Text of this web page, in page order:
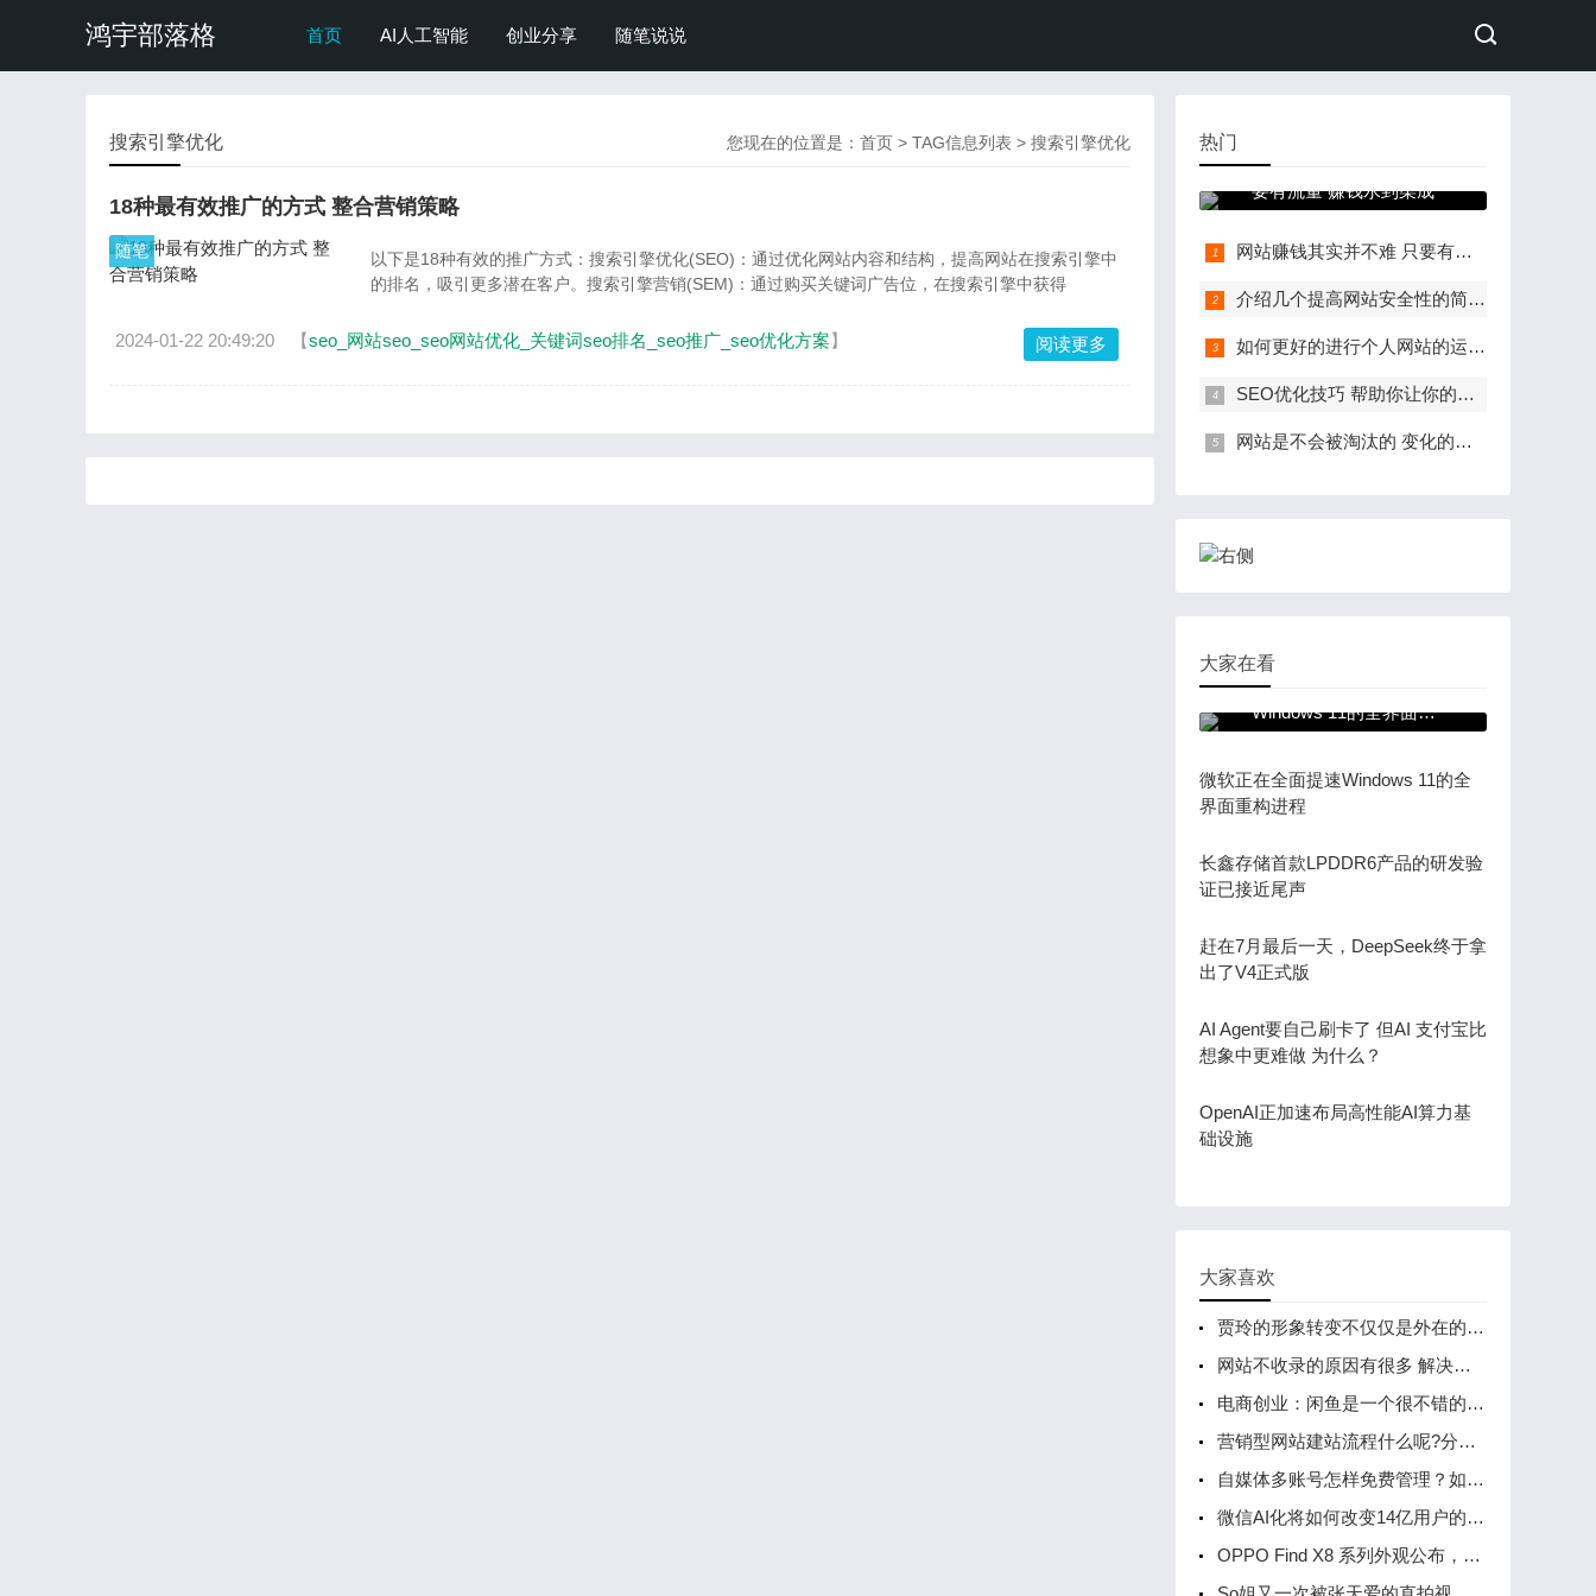
鸿宇部落格 首页 AI人工智能 创业分享 随笔说说
您现在的位置是： 首页 > TAG信息列表 > 搜索引擎优化
搜索引擎优化
18种最有效推广的方式 整合营销策略
随笔
以下是18种有效的推广方式：搜索引擎优化(SEO)：通过优化网站内容和结构，提高网站在搜索引擎中
的排名，吸引更多潜在客户。搜索引擎营销(SEM)：通过购买关键词广告位，在搜索引擎中获得
2024-01-22 20:49:20 【seo_网站seo_seo网站优化_关键词seo排名_seo推广_seo优化方案】 阅读更多
热门
网站赚钱其实并不难 只
要有流量 赚钱水到渠成
网站赚钱其实并不难 只要有流量 赚钱水到渠成
介绍几个提高网站安全性的简单方法
如何更好的进行个人网站的运营呢?
SEO优化技巧 帮助你让你的网站排名更高
网站是不会被淘汰的 变化的只是终端展现形式
大家在看
Windows 11的全界面重
构进程
微软正在全面提速Windows 11的全
界面重构进程
长鑫存储首款LPDDR6产品的研发验
证已接近尾声
赶在7月最后一天，DeepSeek终于拿
出了V4正式版
AI Agent要自己刷卡了 但AI 支付宝比
想象中更难做 为什么？
OpenAI正加速布局高性能AI算力基
础设施
大家喜欢
贾玲的形象转变不仅仅是外在的改变
网站不收录的原因有很多 解决办法有哪些呢？
电商创业：闲鱼是一个很不错的卖货平台
营销型网站建站流程什么呢?分为12步
自媒体多账号怎样免费管理？如何在小红书企业号实现多账号同步？
微信AI化将如何改变14亿用户的日常?
OPPO Find X8 系列外观公布，定位轻薄直屏影像旗舰